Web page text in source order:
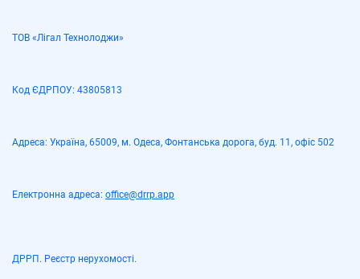
ТОВ «Лігал Технолоджи»
Код ЄДРПОУ: 43805813
Адреса: Україна, 65009, м. Одеса, Фонтанська дорога, буд. 11, офіс 502
Електронна адреса: office@drrp.app
ДРРП. Реєстр нерухомості.